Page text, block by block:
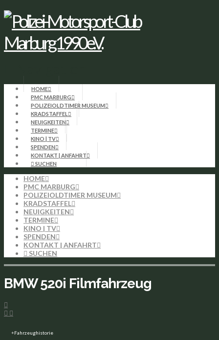
HOME
PMC MARBURG
POLIZEIOLDTIMER MUSEUM
KRADSTAFFEL
NEUIGKEITEN
TERMINE
KINO | TV
SPENDEN
KONTAKT | ANFAHRT
HOME
PMC MARBURG
POLIZEIOLDTIMER MUSEUM
KRADSTAFFEL
NEUIGKEITEN
TERMINE
KINO | TV
SPENDEN
KONTAKT | ANFAHRT
BMW 520i Filmfahrzeug
Fahrzeughistorie